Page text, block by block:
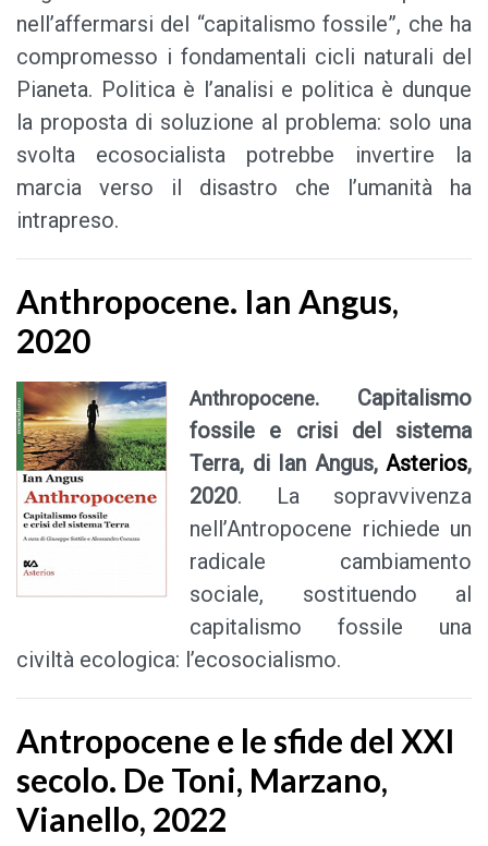
nell’affermarsi del “capitalismo fossile”, che ha
compromesso i fondamentali cicli naturali del
Pianeta. Politica è l’analisi e politica è dunque
la proposta di soluzione al problema: solo una
svolta ecosocialista potrebbe invertire la
marcia verso il disastro che l’umanità ha
intrapreso.
Anthropocene. Ian Angus,
2020
Anthropocene. Capitalismo
fossile e crisi del sistema
Terra, di Ian Angus, Asterios,
2020. La sopravvivenza
nell’Antropocene richiede un
radicale cambiamento
sociale, sostituendo al
capitalismo fossile una
civiltà ecologica: l’ecosocialismo.
Antropocene e le sfide del XXI
secolo. De Toni, Marzano,
Vianello, 2022